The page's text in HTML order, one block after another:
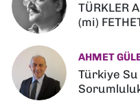
TÜRKLER
(mi)
AHMET
Türkiye Su